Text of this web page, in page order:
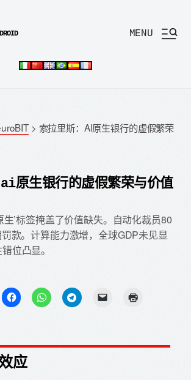
MENU
> 索拉里斯：AI原生银行的虚假繁荣
原生银行的虚假繁荣与价值
生’标签掩盖了价值缺失。自动化裁员80
款。计算能力激增，全球GDP未见显
位凸显。
应